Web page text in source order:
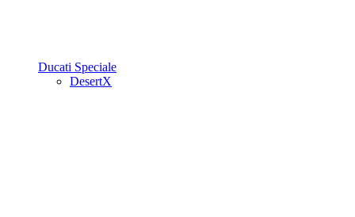
Ducati Speciale
DesertX